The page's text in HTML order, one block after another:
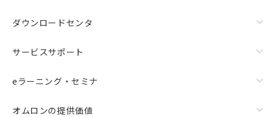
ダウンロードセンタ
サービスサポート
eラーニング・セミナ
オムロンの提供価値